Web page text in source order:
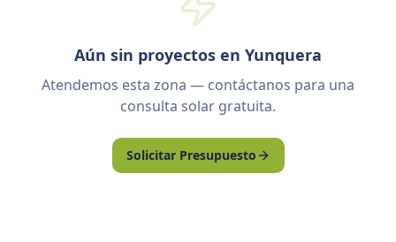
Aún sin proyectos en Yunquera
Atendemos esta zona — contáctanos para una
consulta solar gratuita.
Solicitar Presupuesto